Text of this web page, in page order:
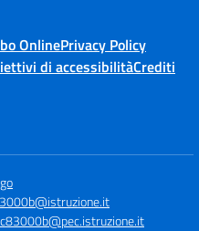
OnlinePrivacy Policy
di accessibilitàCrediti